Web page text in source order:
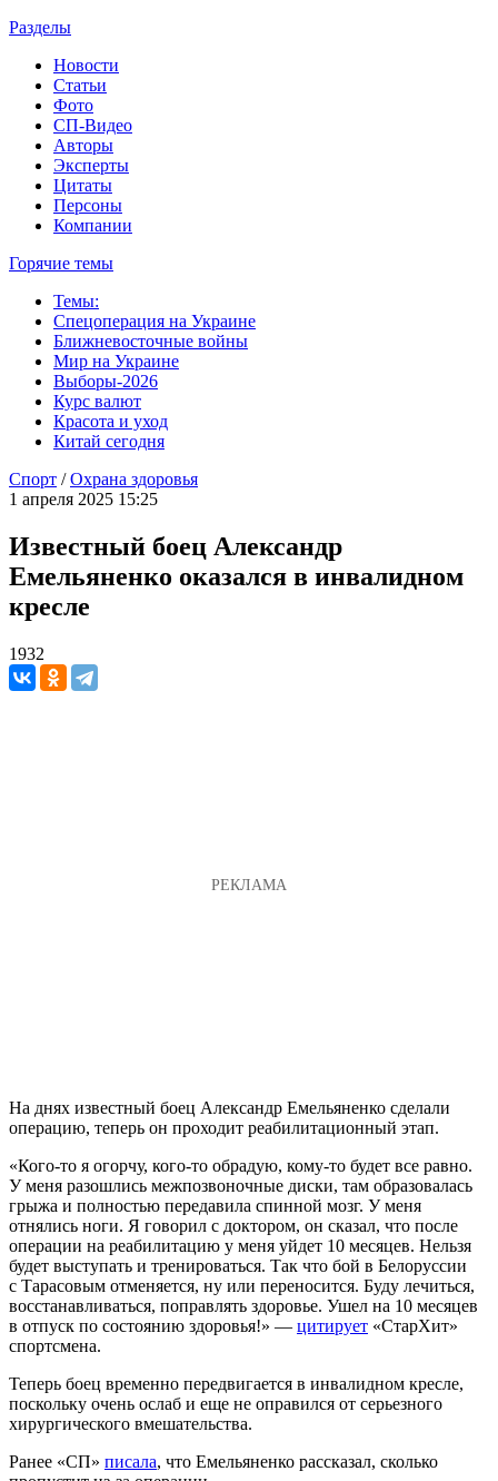
Разделы
Новости
Статьи
Фото
СП-Видео
Авторы
Эксперты
Цитаты
Персоны
Компании
Горячие темы
Темы:
Спецоперация на Украине
Ближневосточные войны
Мир на Украине
Выборы-2026
Курс валют
Красота и уход
Китай сегодня
Спорт /Охрана здоровья
1 апреля 2025 15:25
Известный боец Александр
Емельяненко оказался в инвалидном
кресле
1932
На днях известный боец Александр Емельяненко сделали
операцию, теперь он проходит реабилитационный этап.
«Кого-то я огорчу, кого-то обрадую, кому-то будет все равно.
У меня разошлись межпозвоночные диски, там образовалась
грыжа и полностью передавила спинной мозг. У меня
отнялись ноги. Я говорил с доктором, он сказал, что после
операции на реабилитацию у меня уйдет 10 месяцев. Нельзя
будет выступать и тренироваться. Так что бой в Белоруссии
с Тарасовым отменяется, ну или переносится. Буду лечиться,
восстанавливаться, поправлять здоровье. Ушел на 10 месяцев
в отпуск по состоянию здоровья!» — цитирует «СтарХит»
спортсмена.
Теперь боец временно передвигается в инвалидном кресле,
поскольку очень ослаб и еще не оправился от серьезного
хирургического вмешательства.
Ранее «СП» писала, что Емельяненко рассказал, сколько